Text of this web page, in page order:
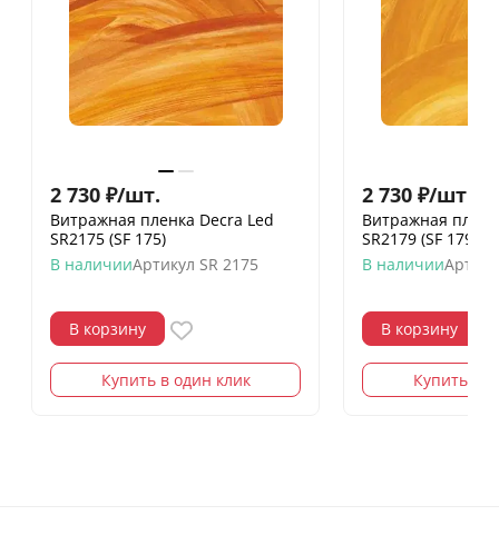
2 730 ₽/шт.
Витражная пленка Decra Led
SR2175 (SF 175)
В наличииАртикул SR 2175
В корзину
Купить в один клик
2 730 ₽/шт.
Витражная
SR2179 (SF 179)
В наличии
В корзину
Купить в